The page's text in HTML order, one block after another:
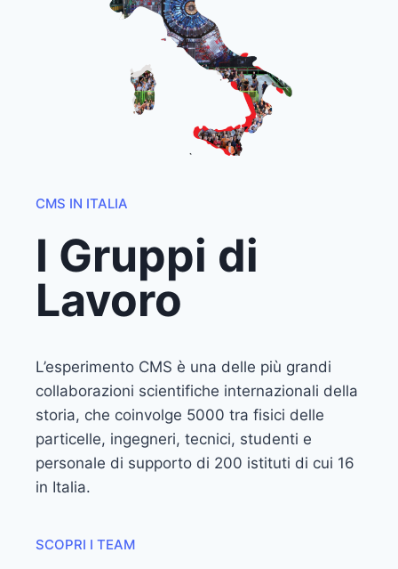
CMS IN ITALIA
I Gruppi di
Lavoro
L’esperimento CMS è una delle più grandi
collaborazioni scientifiche internazionali della
storia, che coinvolge 5000 tra fisici delle
particelle, ingegneri, tecnici, studenti e
personale di supporto di 200 istituti di cui 16
in Italia.
SCOPRI I TEAM